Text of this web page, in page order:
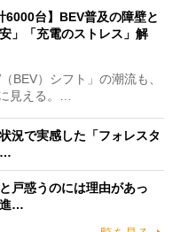
6000台】BEV普及の障壁と
」「充電のストレス」解
BEV）シフト」の潮流も、
見える。…
況で実感した「フォレスタ
…
戸惑うのには理由があっ
…